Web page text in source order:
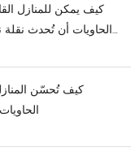
كيف يمكن للمنازل
الحاويات أن تُحدث نقلة
كيف تُحسّن